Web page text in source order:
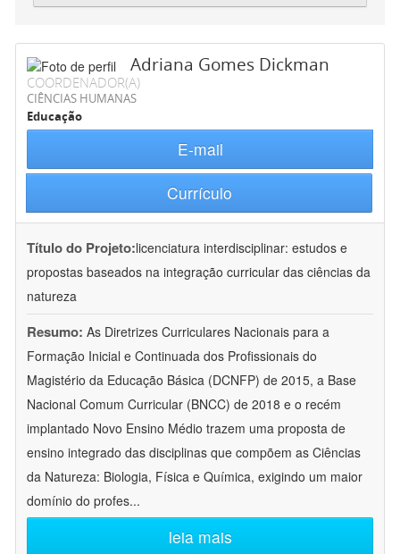
Adriana Gomes Dickman
COORDENADOR(A)
CIÊNCIAS HUMANAS
Educação
E-mail
Currículo
Título do Projeto:licenciatura interdisciplinar: estudos e
propostas baseados na integração curricular das ciências da
natureza
Resumo: As Diretrizes Curriculares Nacionais para a
Formação Inicial e Continuada dos Profissionais do
Magistério da Educação Básica (DCNFP) de 2015, a Base
Nacional Comum Curricular (BNCC) de 2018 e o recém
implantado Novo Ensino Médio trazem uma proposta de
ensino integrado das disciplinas que compõem as Ciências
da Natureza: Biologia, Física e Química, exigindo um maior
domínio do profes...
leia mais